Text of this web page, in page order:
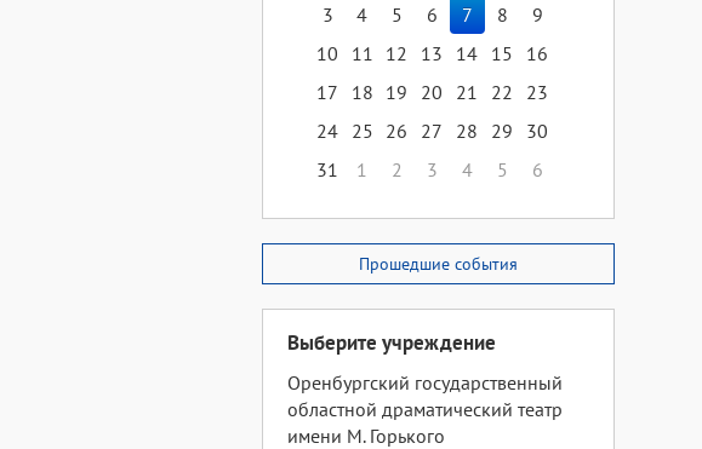
3
4 5 6 7 8
9
10
11 12 13 14 15
16
17
18 19 20 21 22
23
24 25 26 27 28 29
30
31
1 2 3 4 5 6
Прошедшие события
Выберите учреждение
Оренбургский государственный
областной драматический театр
имени М. Горького